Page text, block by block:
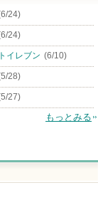
24)
24)
イレブン (6/10)
28)
27)
もっとみる